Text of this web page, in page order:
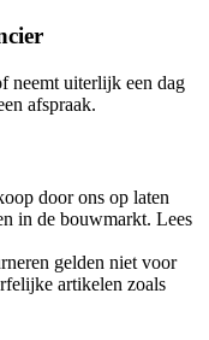
neemt uiterlijk een dag
afspraak.
door ons op laten
in de bouwmarkt. Lees
gelden niet voor
artikelen zoals